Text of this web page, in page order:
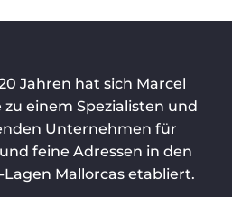
Jahren hat sich Marcel
zu einem Spezialisten und
Unternehmen für
feine Adressen in den
Mallorcas etabliert.